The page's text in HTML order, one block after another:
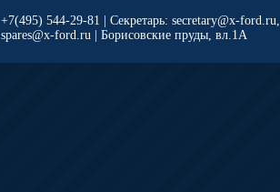
+7(495) 544-29-81 | Секретарь: secretary@x-
spares@x-ford.ru | Борисовские пруды, вл.1А